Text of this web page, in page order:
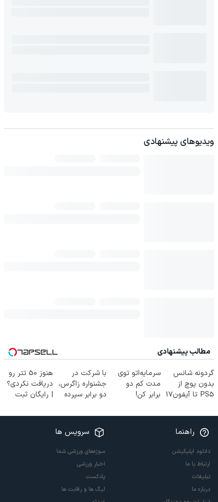
ویدیوهای پیشنهادی
مطالب پیشنهادی
گردونه شانس
بدون پوچ از
PS5 تا آیفون17
سرمایه‌اتو توی
مدت کم دو
برابر کن!
زاگرس)🔥
با شرکت در
جشنواره زاگرس،
دو برابر سپرده
کنید
هنوز 50 تتر رو
دریافت نکردی؟
| رایگان ثبت
شروع کن!
راهنما
دانلود اپلیکیشن
ارتباط با ما
تبلیغات
درباره ما
سرویس ها
سوژه‌های ورزشی شما
اخبار ورزشی
پادکست
لیگ ها و رقابت ها